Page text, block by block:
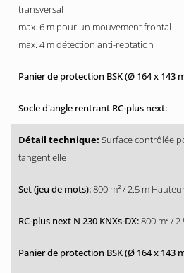
transversal
max. 6 m pour un mouvement frontal
max. 4 m détection anti-reptation
Surface contrôlée
tangentielle
800 m² / 2.5 m
800 m² /